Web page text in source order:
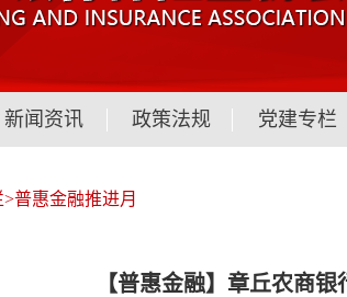
新闻资讯 政策法规 党建专栏
>普惠金融推进月
【普惠金融】章丘农商